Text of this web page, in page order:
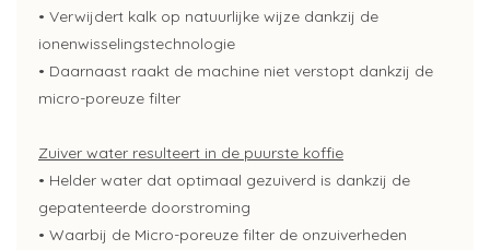
• Verwijdert kalk op natuurlijke wijze dankzij de
ionenwisselingstechnologie
• Daarnaast raakt de machine niet verstopt dankzij de
micro-poreuze filter
Zuiver water resulteert in de puurste koffie
• Helder water dat optimaal gezuiverd is dankzij de
gepatenteerde doorstroming
• Waarbij de Micro-poreuze filter de onzuiverheden